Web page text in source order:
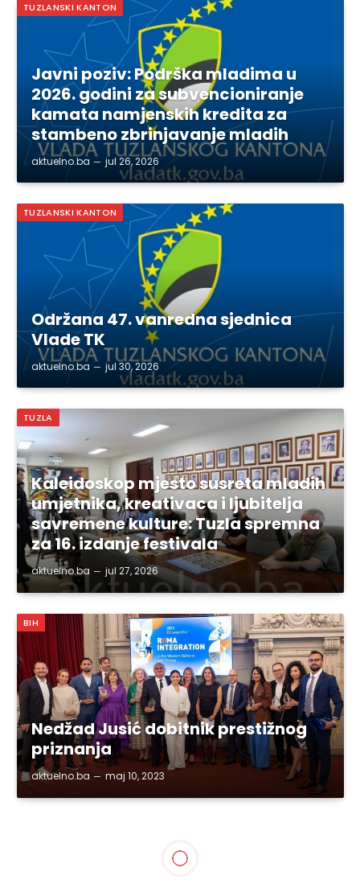
TUZLANSKI KANTON
Javni poziv: Podrška mladima u
2026. godini za subvencioniranje
kamata namjenskih kredita za
stambeno zbrinjavanje mladih
aktuelno.ba jul 26, 2026
TUZLANSKI KANTON
Održana 47. vanredna sjednica
Vlade TK
aktuelno.ba jul 30, 2026
TUZLA
Kaleidoskop mjesto susreta mladih
umjetnika, kreativaca i ljubitelja
savremene kulture: Tuzla spremna
za 16. izdanje festivala
aktuelno.ba jul 27, 2026
BIH
Nedžad Jusić dobitnik prestižnog
priznanja
aktuelno.ba maj 10, 2023